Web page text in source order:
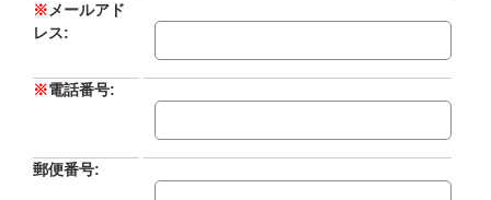
※ メールアド
レス:
※電話番号:
郵便番号: